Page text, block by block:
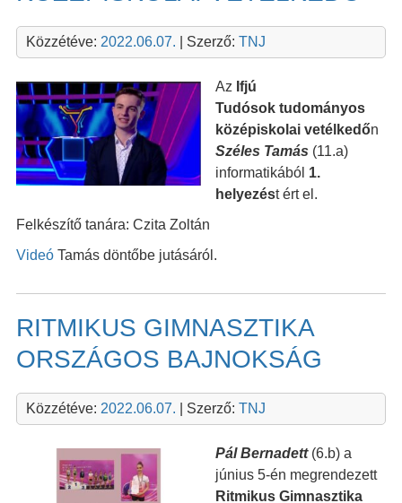
Közzétéve: 2022.06.07. | Szerző: TNJ
Az Ifjú
Tudósok tudományos
középiskolai vetélkedőn
Széles Tamás (11.a)
informatikából 1.
helyezést ért el.
Felkészítő tanára: Czita Zoltán
VideóTamás döntőbe jutásáról.
RITMIKUS GIMNASZTIKA
ORSZÁGOS BAJNOKSÁG
Közzétéve: 2022.06.07. | Szerző: TNJ
Pál Bernadett(6.b) a
június 5-én megrendezett
Ritmikus Gimnasztika